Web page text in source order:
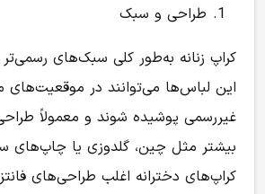
طراحی و سبک
کراپ زنانه به‌طور کلی سبک‌های رسمی‌تر
این لباس‌ها می‌توانند در
غیررسمی پوشیده شوند و معمولاً
بیشتر مثل چین، گلدوزی یا چاپ‌های
کراپ‌های دخترانه اغلب طراحی‌های